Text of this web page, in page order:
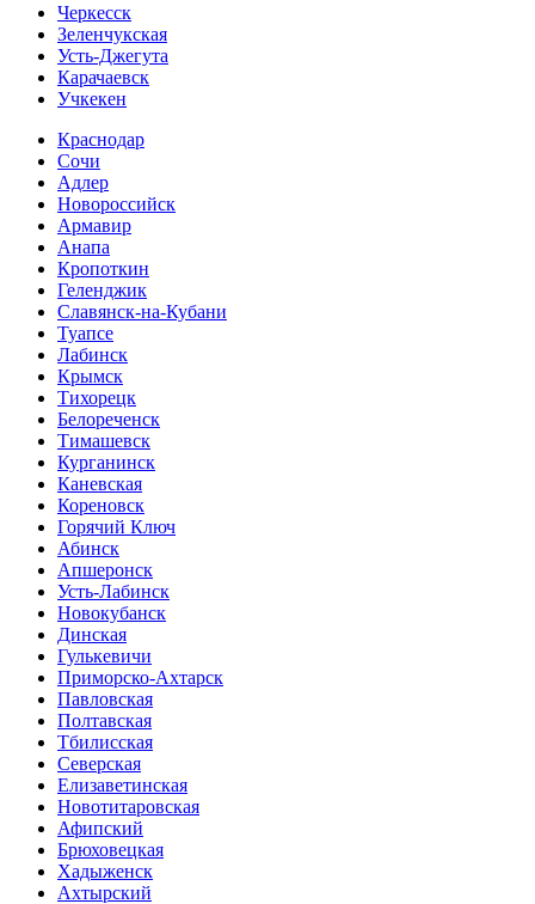
Черкесск
Зеленчукская
Усть-Джегута
Карачаевск
Учкекен
Краснодар
Сочи
Адлер
Новороссийск
Армавир
Анапа
Кропоткин
Геленджик
Славянск-на-Кубани
Туапсе
Лабинск
Крымск
Тихорецк
Белореченск
Тимашевск
Курганинск
Каневская
Кореновск
Горячий Ключ
Абинск
Апшеронск
Усть-Лабинск
Новокубанск
Динская
Гулькевичи
Приморско-Ахтарск
Павловская
Полтавская
Тбилисская
Северская
Елизаветинская
Новотитаровская
Афипский
Брюховецкая
Хадыженск
Ахтырский